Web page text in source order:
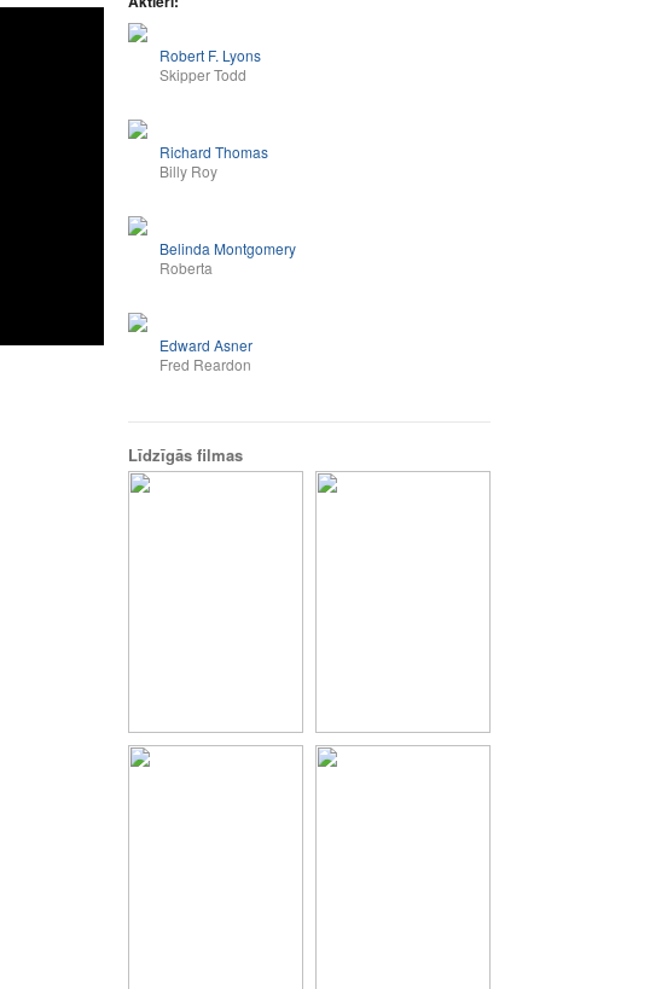
Robert F. Lyons
Skipper Todd
Richard Thomas
Billy Roy
Belinda Montgomery
Roberta
Edward Asner
Fred Reardon
Līdzīgās filmas